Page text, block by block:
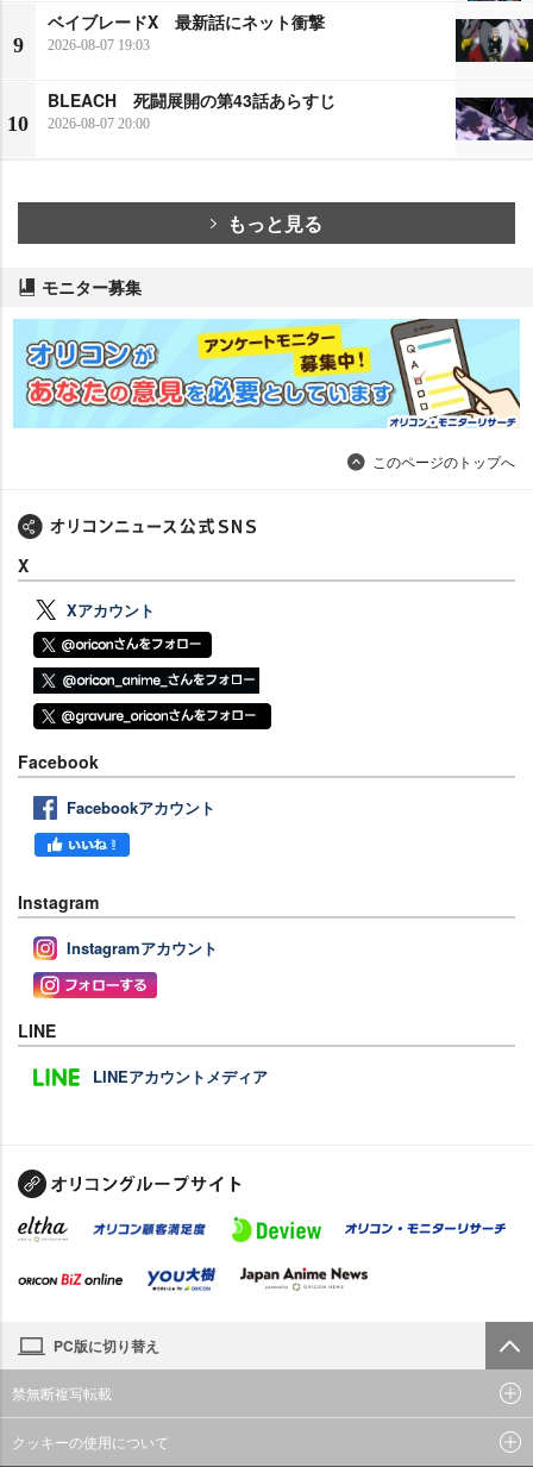
9
ベイブレードX 最新話にネット衝撃
2026-08-07 19:03
10
BLEACH 死闘展開の第43話あらすじ
2026-08-07 20:00
もっと見る
モニター募集
このページのトップへ
X
Xアカウント
Facebook
Facebookアカウント
Instagram
Instagramアカウント
LINE
LINEアカウントメディア
PC版に切り替え
禁無断複写転載
クッキーの使用について